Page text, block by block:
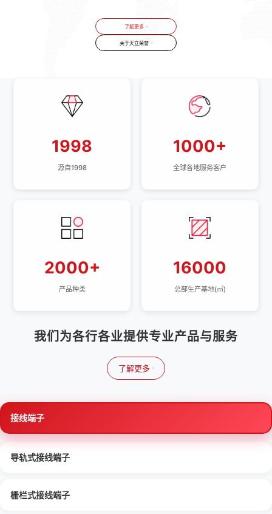
了解更多
关于天立荣誉
源自1998
1998
全球各地服务客户
1000+
产品种类
2000+
总部生产基地(㎡)
16000
我们为各行各业提供专业产品与服务
了解更多
接线端子
导轨式接线端子
栅栏式接线端子